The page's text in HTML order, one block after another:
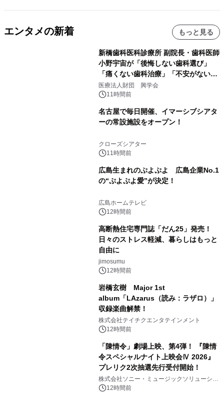
エンタメの新着 もっと見る
新橋歯科医科診療所 副院長・歯科医師
小野宇宙が「後悔しない歯科選び」
「痛くない歯科治療」「不安がない治
療計画」をテーマに専門監修
医療法人財団 興学会
11時間前
名古屋で毎日開催、イマーシブシアタ
ーの常設施設をオープン！
クローズシアター
11時間前
広島生まれのぷよぷよ 広島企業No.1
の“ぷよぷよ愛”が決定！
広島ホームテレビ
12時間前
高断熱住宅専門誌「だん25」発売！
日々のストレス軽減、暮らしはもっと
自由に
jimosumu
12時間前
岩橋玄樹 Major 1st
album「LAzarus（読み：ラザロ）」
収録楽曲解禁！
株式会社テイチクエンタテインメント
12時間前
「陳情令」劇場上映、第4弾！ 『陳情
令スペシャルナイト上映会Ⅳ 2026』
プレリク2次抽選先行受付開始！
株式会社ソニー・ミュージックソリューショ
ンズ12時間前